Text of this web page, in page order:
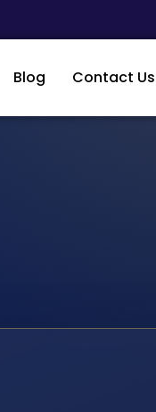
Blog Contact Us